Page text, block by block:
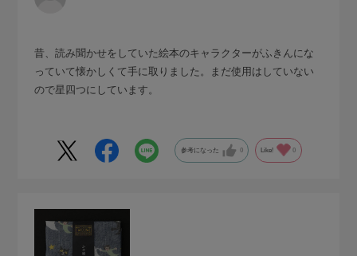
昔、読み聞かせをしていた絵本のキャラクターがふきんにな
っていて懐かしくて手に取りました。まだ使用はしていない
ので星四つにしています。
参考になった 0 Like! 0